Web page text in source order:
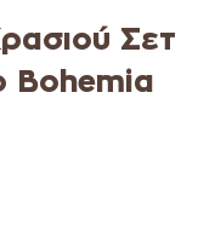
Σετ
Bohemia